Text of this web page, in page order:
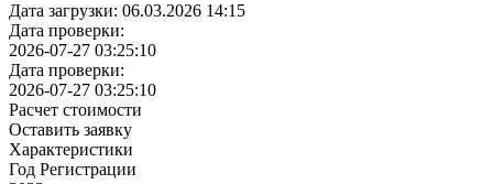
Дата загрузки: 06.03.2026 14:15
Дата проверки:
2026-07-27 03:25:10
Дата проверки:
2026-07-27 03:25:10
Расчет стоимости
Оставить заявку
Характеристики
Год Регистрации